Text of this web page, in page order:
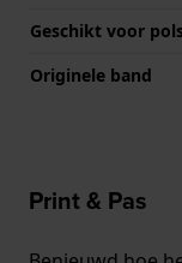
Geschikt voor
Originele band
Print & Pas